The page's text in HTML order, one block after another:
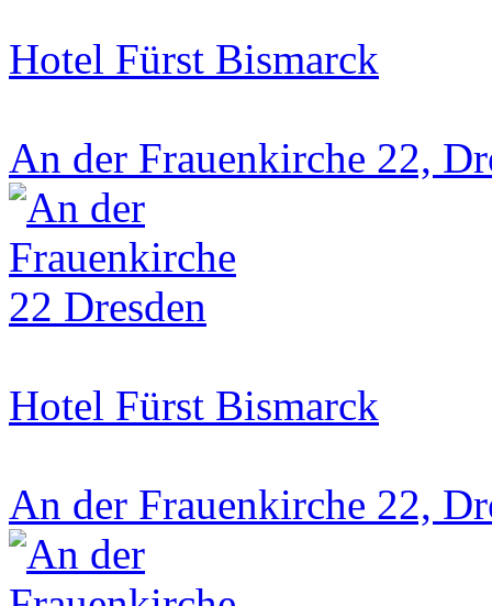
Hotel Fürst Bismarck
An der Frauenkirche 22,
Hotel Fürst Bismarck
An der Frauenkirche 22,